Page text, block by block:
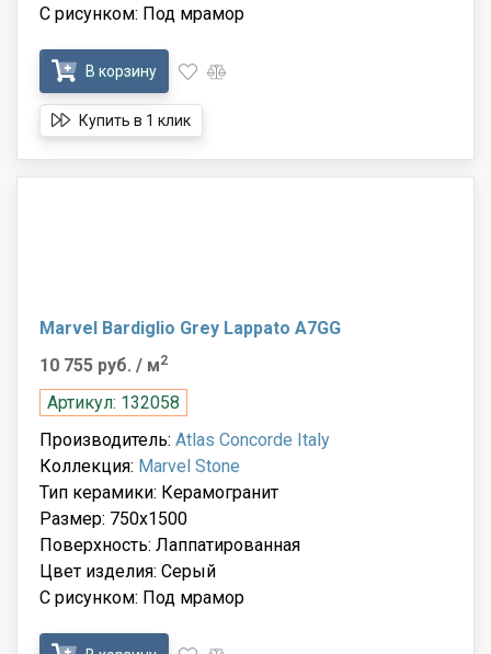
С рисунком: Под мрамор
В корзину
Купить в 1 клик
Marvel Bardiglio Grey Lappato A7GG
10 755 руб. / м2
Артикул: 132058
Производитель: Atlas Concorde Italy
Коллекция: Marvel Stone
Тип керамики: Керамогранит
Размер: 750x1500
Поверхность: Лаппатированная
Цвет изделия: Серый
С рисунком: Под мрамор